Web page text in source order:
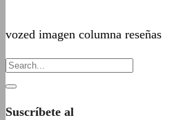
vozed imagen columna reseñas
Suscríbete al